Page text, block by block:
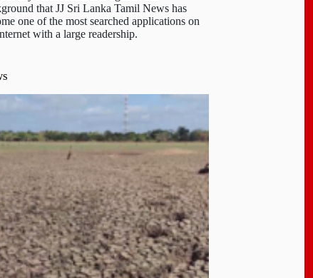
that JJ Sri Lanka Tamil News has
one of the most searched applications on
with a large readership.